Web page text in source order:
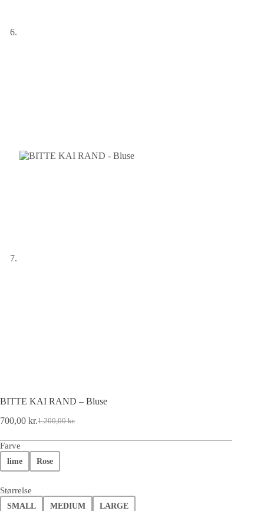
BITTE KAI RAND – Bluse
1.200,00kr.
700,00 kr.
Farve
lime Rose
Størrelse
SMALL MEDIUM LARGE